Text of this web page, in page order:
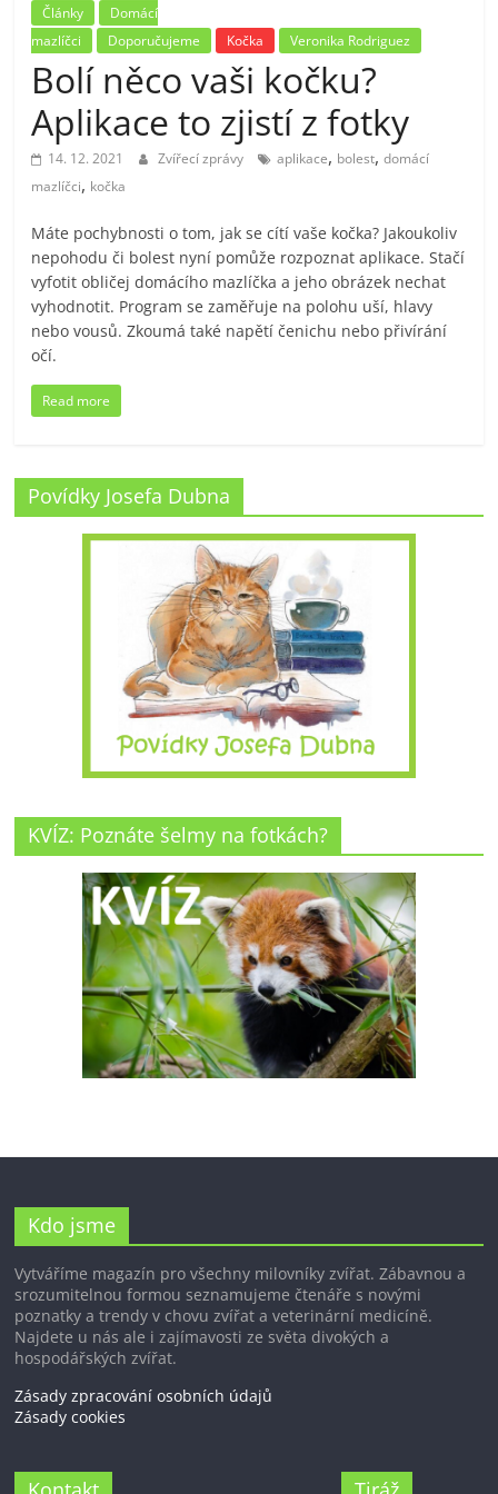
Články
Domácí
mazlíčci
Doporučujeme Kočka Veronika Rodriguez
Bolí něco vaši kočku?
Aplikace to zjistí z fotky
14. 12. 2021 Zvířecí zprávy aplikace, bolest,domácí
mazlíčci, kočka
Máte pochybnosti o tom, jak se cítí vaše kočka? Jakoukoliv
nepohodu či bolest nyní pomůže rozpoznat aplikace. Stačí
vyfotit obličej domácího mazlíčka a jeho obrázek nechat
vyhodnotit. Program se zaměřuje na polohu uší, hlavy
nebo vousů. Zkoumá také napětí čenichu nebo přivírání
očí.
Read more
Povídky Josefa Dubna
KVÍZ: Poznáte šelmy na fotkách?
Kdo jsme
Vytváříme magazín pro všechny milovníky zvířat. Zábavnou a
srozumitelnou formou seznamujeme čtenáře s novými
poznatky a trendy v chovu zvířat a veterinární medicíně.
Najdete u nás ale i zajímavosti ze světa divokých a
hospodářských zvířat.
Zásady zpracování osobních údajů
Zásady cookies